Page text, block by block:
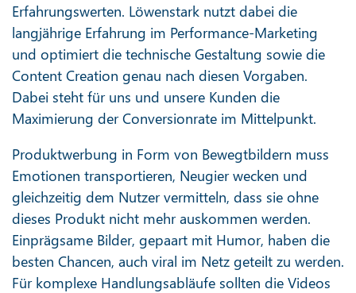
Erfahrungswerten. Löwenstark nutzt dabei die
langjährige Erfahrung im Performance-Marketing
und optimiert die technische Gestaltung sowie die
Content Creation genau nach diesen Vorgaben.
Dabei steht für uns und unsere Kunden die
Maximierung der Conversionrate im Mittelpunkt.
Produktwerbung in Form von Bewegtbildern muss
Emotionen transportieren, Neugier wecken und
gleichzeitig dem Nutzer vermitteln, dass sie ohne
dieses Produkt nicht mehr auskommen werden.
Einprägsame Bilder, gepaart mit Humor, haben die
besten Chancen, auch viral im Netz geteilt zu werden.
Für komplexe Handlungsabläufe sollten die Videos